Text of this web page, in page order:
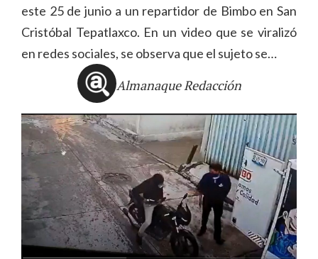
este 25 de junio a un repartidor de Bimbo en San
Cristóbal Tepatlaxco. En un video que se viralizó
en redes sociales, se observa que el sujeto se…
Almanaque Redacción